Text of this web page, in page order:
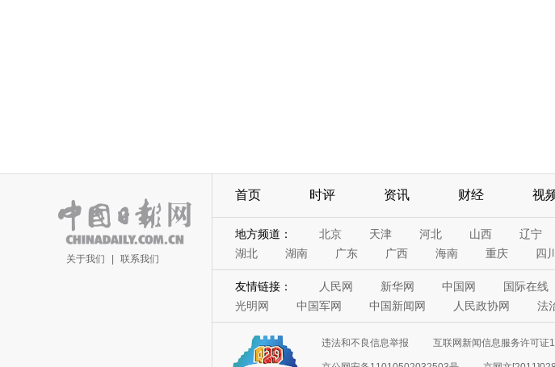
关于我们 | 联系我们
首页 时评 资讯 财经 视
地方频道： 北京 天津 河北 山西 辽宁
湖北
湖南 广东 广西 海南 重庆 四川
友情链接： 人民网 新华网 中国网 国际在线
光明网
中国军网 中国新闻网 人民政协网 法
违法和不良信息举报 互联网新闻信息服务许可证